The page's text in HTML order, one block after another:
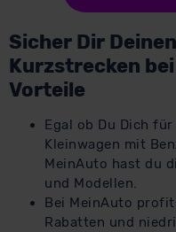
Sicher Dir
Kurzstrecken
Vorteile
Egal ob Du Dich
Kleinwagen mit
MeinAuto hast du
und Modellen.
Bei MeinAuto
Rabatten und